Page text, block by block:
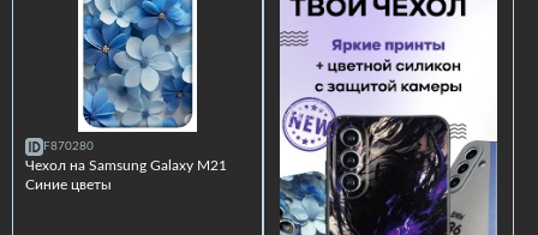
F870280
Чехол на Samsung Galaxy M21
Синие цветы